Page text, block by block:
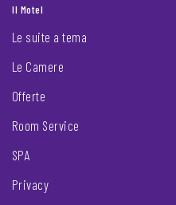
Il Motel
Le suite a tema
Le Camere
Offerte
Room Service
SPA
Privacy